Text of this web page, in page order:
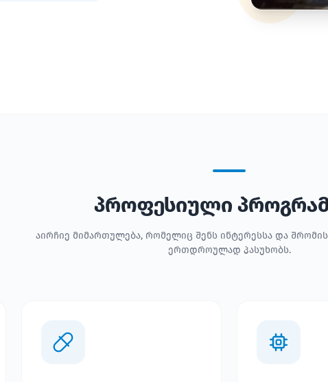
პროფესიული
აირჩიე მიმართულება, რომელიც შენს ინტერესსა და
ერთდროულად პასუხობს.